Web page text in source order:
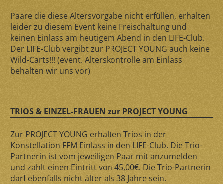
Paare die diese Altersvorgabe nicht erfüllen, erhalten
leider zu diesem Event keine Freischaltung und
keinen Einlass am heutigem Abend in den LIFE-Club.
Der LIFE-Club vergibt zur PROJECT YOUNG auch keine
Wild-Carts!!! (event. Alterskontrolle am Einlass
behalten wir uns vor)
TRIOS & EINZEL-FRAUEN zur PROJECT YOUNG
Zur PROJECT YOUNG erhalten Trios in der
Konstellation FFM Einlass in den LIFE-Club. Die Trio-
Partnerin ist vom jeweiligen Paar mit anzumelden
und zahlt einen Eintritt von 45,00€. Die Trio-Partnerin
darf ebenfalls nicht älter als 38 Jahre sein.